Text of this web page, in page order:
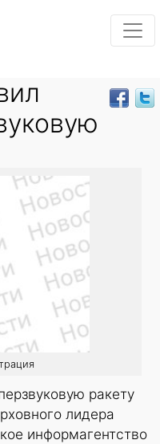
ракету
лидера
информагентство